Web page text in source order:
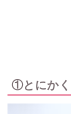
①とにかく